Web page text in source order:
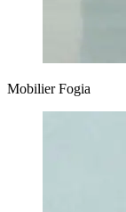
Mobilier Fogia